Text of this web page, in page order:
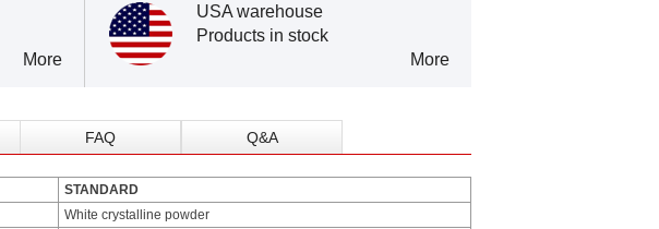
More
USA warehouse
Products in stock
More
FAQ Q&A
STANDARD
White crystalline powder